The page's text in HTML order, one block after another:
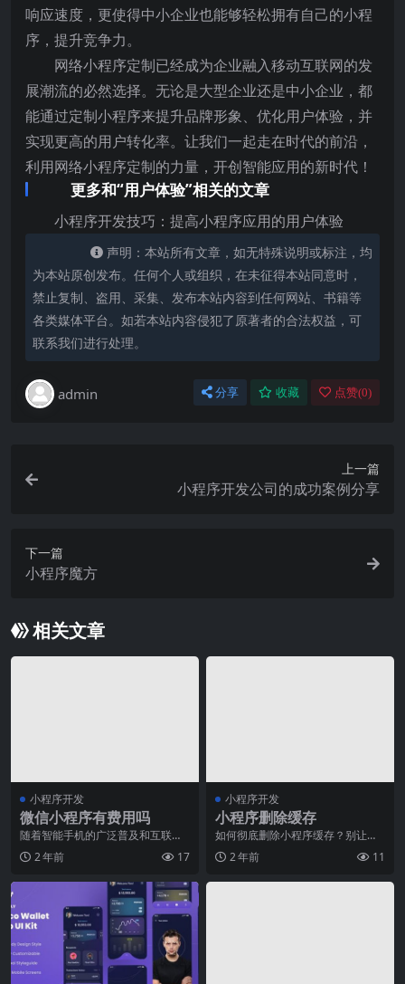
响应速度，更使得中小企业也能够轻松拥有自己的小程
序，提升竞争力。
网络小程序定制已经成为企业融入移动互联网的发
展潮流的必然选择。无论是大型企业还是中小企业，都
能通过定制小程序来提升品牌形象、优化用户体验，并
实现更高的用户转化率。让我们一起走在时代的前沿，
利用网络小程序定制的力量，开创智能应用的新时代！
更多和“用户体验”相关的文章
小程序开发技巧：提高小程序应用的用户体验
声明：本站所有文章，如无特殊说明或标注，均
为本站原创发布。任何个人或组织，在未征得本站同意时，
禁止复制、盗用、采集、发布本站内容到任何网站、书籍等
各类媒体平台。如若本站内容侵犯了原著者的合法权益，可
联系我们进行处理。
admin 分享 收藏 点赞(0)
上一篇
小程序开发公司的成功案例分享
下一篇
小程序魔方
相关文章
小程序开发
微信小程序有费用吗
随着智能手机的广泛普及和互联网
的快速发展，移动应用程序成为我
们生活中不可或缺的一
2 年前 17
小程序开发
小程序删除缓存
如何彻底删除小程序缓存？别让冗
余数据占据你的手机空间！今天的
智能手机已经成为我们
2 年前 11